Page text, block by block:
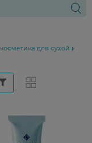
для сухой и